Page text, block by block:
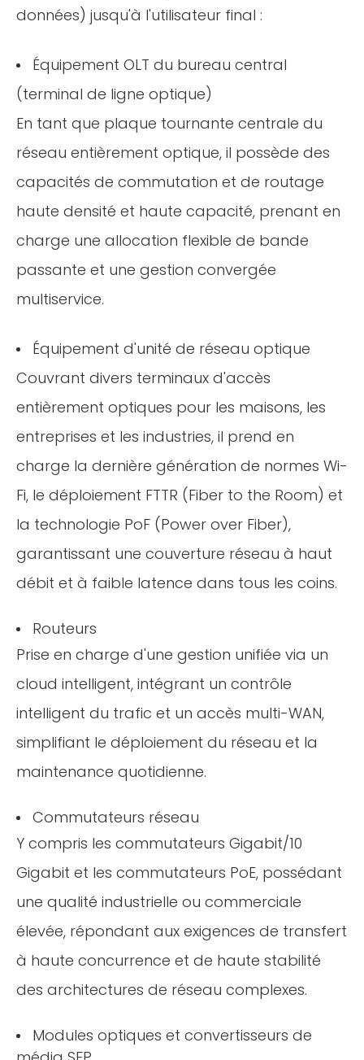
données) jusqu'à l'utilisateur final :
Équipement OLT du bureau central
(terminal de ligne optique)
En tant que plaque tournante centrale du
réseau entièrement optique, il possède des
capacités de commutation et de routage
haute densité et haute capacité, prenant en
charge une allocation flexible de bande
passante et une gestion convergée
multiservice.
Équipement d'unité de réseau optique
Couvrant divers terminaux d'accès
entièrement optiques pour les maisons, les
entreprises et les industries, il prend en
charge la dernière génération de normes Wi-
Fi, le déploiement FTTR (Fiber to the Room) et
la technologie PoF (Power over Fiber),
garantissant une couverture réseau à haut
débit et à faible latence dans tous les coins.
Routeurs
Prise en charge d'une gestion unifiée via un
cloud intelligent, intégrant un contrôle
intelligent du trafic et un accès multi-WAN,
simplifiant le déploiement du réseau et la
maintenance quotidienne.
Commutateurs réseau
Y compris les commutateurs Gigabit/10
Gigabit et les commutateurs PoE, possédant
une qualité industrielle ou commerciale
élevée, répondant aux exigences de transfert
à haute concurrence et de haute stabilité
des architectures de réseau complexes.
Modules optiques et convertisseurs de